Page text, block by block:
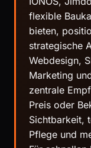
flexible
bieten,
strategische
Webdesign,
Marketing
zentrale
Preis oder
Sichtbarkeit,
Pflege und